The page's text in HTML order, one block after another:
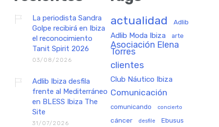
La periodista Sandra
Golpe recibirá en Ibiza
el reconocimiento
Tanit Spirit 2026
03/08/2026
Adlib Ibiza desfila
frente al Mediterráneo
en BLESS Ibiza The
Site
31/07/2026
actualidad Adlib
Adlib Moda Ibiza arte
Asociación Elena
Torres
clientes
Club Náutico Ibiza
Comunicación
comunicando concierto
cáncer desfile Ebusus